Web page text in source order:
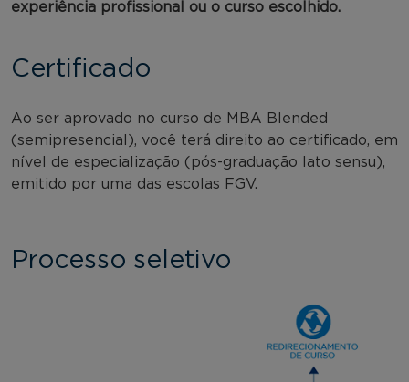
experiência profissional ou o curso escolhido.
Certificado
Ao ser aprovado no curso de MBA Blended
(semipresencial), você terá direito ao certificado, em
nível de especialização (pós-graduação lato sensu),
emitido por uma das escolas FGV.
Processo seletivo